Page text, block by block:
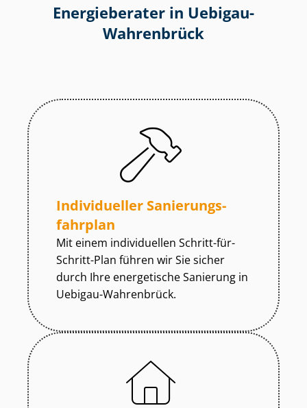
Energieberater in Uebigau-
Wahrenbrück
Individueller Sa­nie­rungs­
fahr­plan
Mit einem individuellen Schritt-für-
Schritt-Plan führen wir Sie sicher
durch Ihre energetische Sanierung in
Uebigau-Wahrenbrück.